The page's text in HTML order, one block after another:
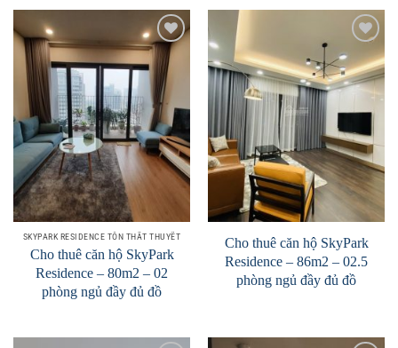
Add to
Wishlist
SKYPARK RESIDENCE TÔN THẤT THUYẾT
Cho thuê căn hộ SkyPark
Residence – 80m2 – 02
phòng ngủ đầy đủ đồ
Add to
Wishlist
Cho thuê căn hộ SkyPark
Residence – 86m2 – 02.5
phòng ngủ đầy đủ đồ